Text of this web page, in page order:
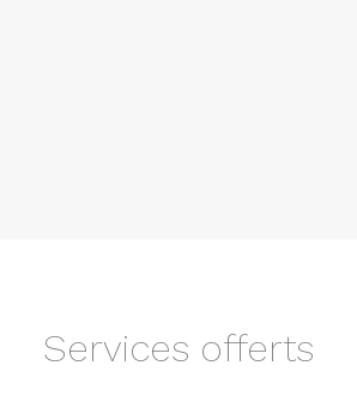
Services offerts